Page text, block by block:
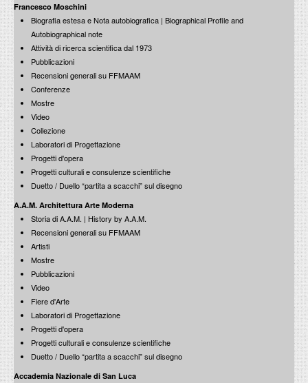
Francesco Moschini
Biografia estesa e Nota autobiografica | Biographical Profile and
Autobiographical note
Attività di ricerca scientifica dal 1973
Pubblicazioni
Recensioni generali su FFMAAM
Conferenze
Mostre
Video
Collezione
Laboratori di Progettazione
Progetti d'opera
Progetti culturali e consulenze scientifiche
Duetto / Duello “partita a scacchi” sul disegno
A.A.M. Architettura Arte Moderna
Storia di A.A.M. | History by A.A.M.
Recensioni generali su FFMAAM
Artisti
Mostre
Pubblicazioni
Video
Fiere d'Arte
Laboratori di Progettazione
Progetti d'opera
Progetti culturali e consulenze scientifiche
Duetto / Duello “partita a scacchi” sul disegno
Accademia Nazionale di San Luca